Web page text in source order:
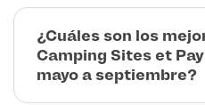
¿Cuáles son los
Camping Sites et
mayo a septiembre?